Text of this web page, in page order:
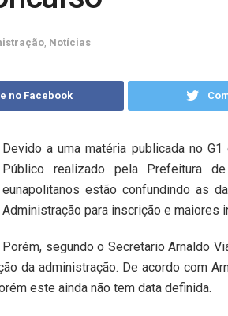
Notícias
no Facebook
Devido a uma matéria publicada no
Público realizado pela Prefeitura
eunapolitanos estão confundindo as
Administração para inscrição e maiores
Porém, segundo o Secretario Arnaldo
da administração. De acordo com
este ainda não tem data definida.